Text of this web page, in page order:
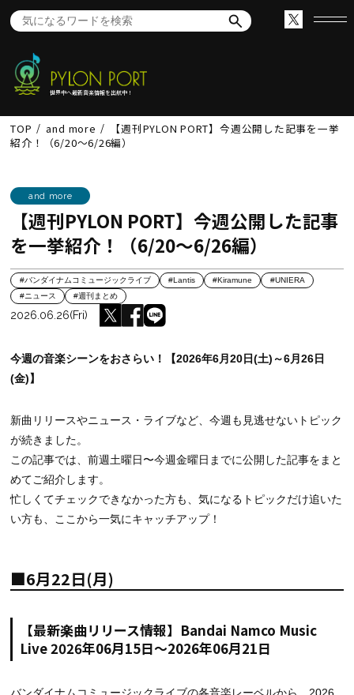
世界中へ最新音楽情報を出航中！
TOP and more
【週刊PYLON PORT】今週公開した記事を一挙
紹介！（6/20～6/26編）
and more
【週刊PYLON PORT】今週公開した記事
を一挙紹介！（6/20～6/26編）
#バンダイナムコミュージックライブ #Lantis #Kiramune
#UNIERA
#ニュース
#週刊まとめ
2026.06.26(Fri)
今週の音楽シーンをおさらい！【2026年6月20日(土)～6月26日
(金)】
新曲リリースやニュース・ライブなど、今週も見逃せないトピック
が続きました。
この記事では、前週土曜日〜今週金曜日までに公開した記事をまと
めてご紹介します。
忙しくてチェックできなかった方も、気になるトピックだけ追いた
い方も、ここから一気にキャッチアップ！
■6月22日(月)
【最新楽曲リリース情報】Bandai Namco Music
Live 2026年06月15日～2026年06月21日